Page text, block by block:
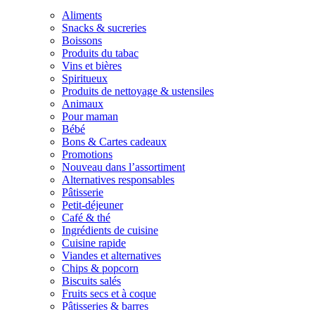
Aliments
Snacks & sucreries
Boissons
Produits du tabac
Vins et bières
Spiritueux
Produits de nettoyage & ustensiles
Animaux
Pour maman
Bébé
Bons & Cartes cadeaux
Promotions
Nouveau dans l’assortiment
Alternatives responsables
Pâtisserie
Petit-déjeuner
Café & thé
Ingrédients de cuisine
Cuisine rapide
Viandes et alternatives
Chips & popcorn
Biscuits salés
Fruits secs et à coque
Pâtisseries & barres